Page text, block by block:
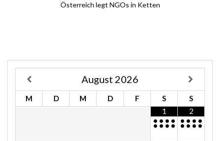
Österreich legt NGOs in Ketten
August 2026
M D M D F S
S
1
• • • •
• • • •
2
• • • •
• • • •